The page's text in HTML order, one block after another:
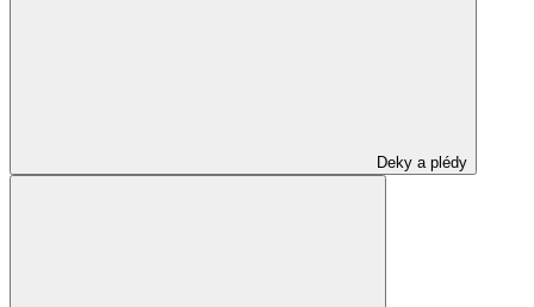
Deky a plédy